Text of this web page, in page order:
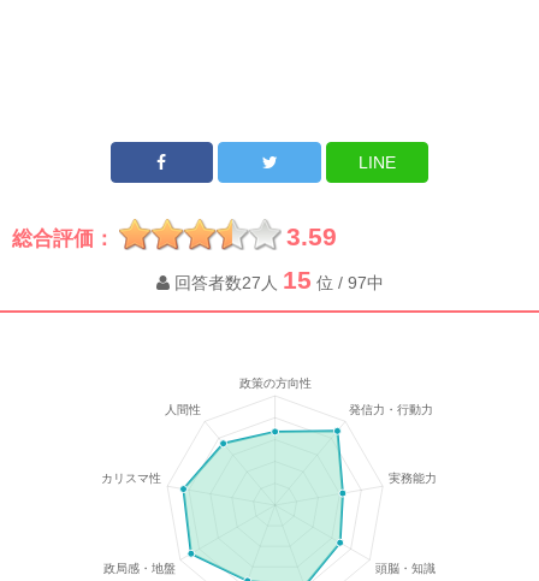
LINE
総合評価： 3.59
回答者数27人 15 位 / 97中